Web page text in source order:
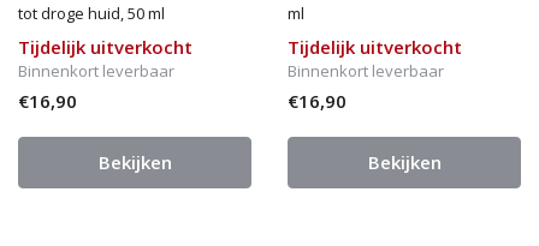
tot droge huid, 50 ml
Tijdelijk uitverkocht
Binnenkort leverbaar
€16,90
Bekijken
ml
Tijdelijk uitverkocht
Binnenkort leverbaar
€16,90
Bekijken